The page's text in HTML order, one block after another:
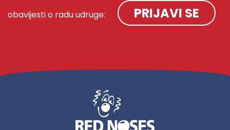
obavijesti o radu udruge:
PRIJAVI SE